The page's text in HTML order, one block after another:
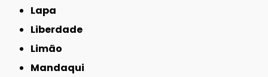
Lapa
Liberdade
Limão
Mandaqui